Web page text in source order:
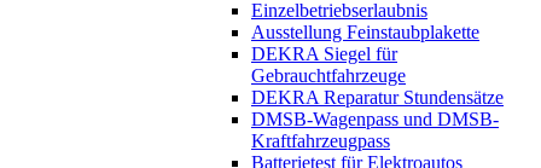
Einzelbetriebserlaubnis
Ausstellung Feinstaubplakette
DEKRA Siegel für
Gebrauchtfahrzeuge
DEKRA Reparatur Stundensätze
DMSB-Wagenpass und DMSB-
Kraftfahrzeugpass
Batterietest für Elektroautos